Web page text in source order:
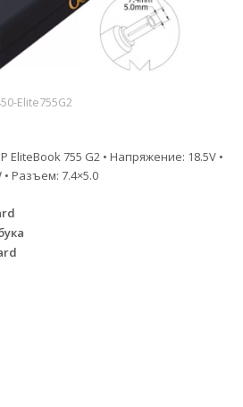
Elite755G2
EliteBook 755 G2 • Напряжение: 18.5V •
Разъем: 7.4×5.0